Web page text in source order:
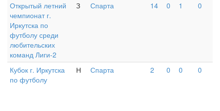
Открытый летний
чемпионат г.
Иркутска по
футболу среди
любительских
команд Лиги-2
З Спарта 14 0 1 0
Кубок г. Иркутска
по футболу
Н Спарта 2 0 0 0